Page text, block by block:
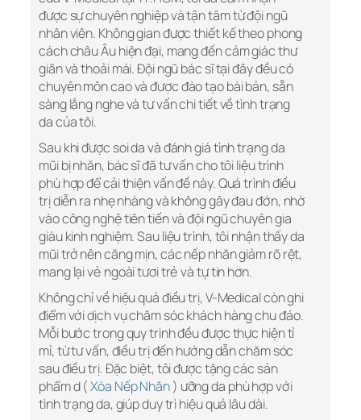
được sự chuyên nghiệp và tận tâm từ đội ngũ
nhân viên. Không gian được thiết kế theo phong
cách châu Âu hiện đại, mang đến cảm giác thư
giãn và thoải mái. Đội ngũ bác sĩ tại đây đều có
chuyên môn cao và được đào tạo bài bản, sẵn
sàng lắng nghe và tư vấn chi tiết về tình trạng
da của tôi.
Sau khi được soi da và đánh giá tình trạng da
mũi bị nhăn, bác sĩ đã tư vấn cho tôi liệu trình
phù hợp để cải thiện vấn đề này. Quá trình điều
trị diễn ra nhẹ nhàng và không gây đau đớn, nhờ
vào công nghệ tiên tiến và đội ngũ chuyên gia
giàu kinh nghiệm. Sau liệu trình, tôi nhận thấy da
mũi trở nên căng mịn, các nếp nhăn giảm rõ rệt,
mang lại vẻ ngoài tươi trẻ và tự tin hơn.
Không chỉ về hiệu quả điều trị, V-Medical còn ghi
điểm với dịch vụ chăm sóc khách hàng chu đáo.
Mỗi bước trong quy trình đều được thực hiện tỉ
mỉ, từ tư vấn, điều trị đến hướng dẫn chăm sóc
sau điều trị. Đặc biệt, tôi được tặng các sản
phẩm d (Xóa Nếp Nhăn) ưỡng da phù hợp với
tình trạng da, giúp duy trì hiệu quả lâu dài.